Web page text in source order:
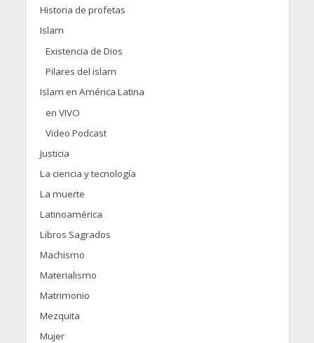
Historia de profetas
Islam
Existencia de Dios
Pilares del islam
Islam en América Latina
en VIVO
Video Podcast
Justicia
La ciencia y tecnología
La muerte
Latinoamérica
Libros Sagrados
Machismo
Materialismo
Matrimonio
Mezquita
Mujer